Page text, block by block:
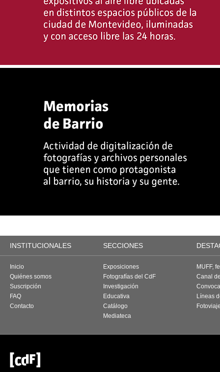
INSTITUCIONALES SECCIONES
Inicio
Quiénes somos
Suscripción
FAQ
Contacto
Exposiciones
Fotografías del CdF
Investigación
Educativa
Catálogo
Mediateca
MUFF,
Canal
Líneas